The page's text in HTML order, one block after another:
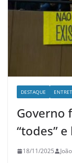
DESTAQUE
Governo
“todes”
18/11/2025